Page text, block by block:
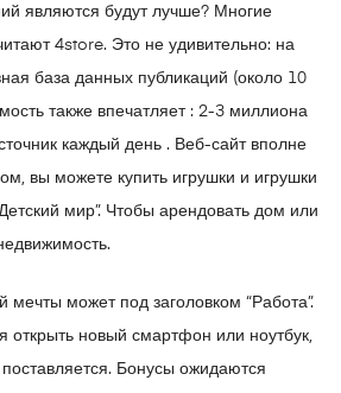
являются будут лучше? Многие
4store. Это не удивительно: на
база данных публикаций (около 10
также впечатляет : 2-3 миллиона
каждый день . Веб-сайт вполне
вы можете купить игрушки и игрушки
мир”. Чтобы арендовать дом или
мечты может под заголовком “Работа”.
открыть новый смартфон или ноутбук,
поставляется. Бонусы ожидаются